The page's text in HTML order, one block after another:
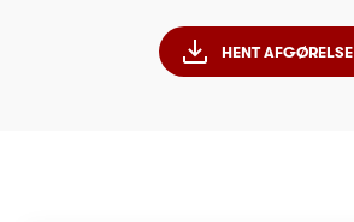
HENT AFGØRELSE